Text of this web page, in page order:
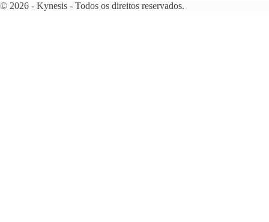
© 2026 - Kynesis - Todos os direitos reservados.